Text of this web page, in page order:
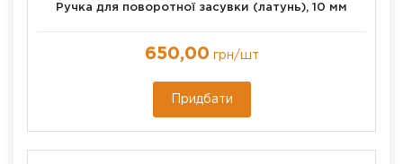
Ручка для поворотної засувки (латунь), 10 мм
650,00 грн/шт
Придбати